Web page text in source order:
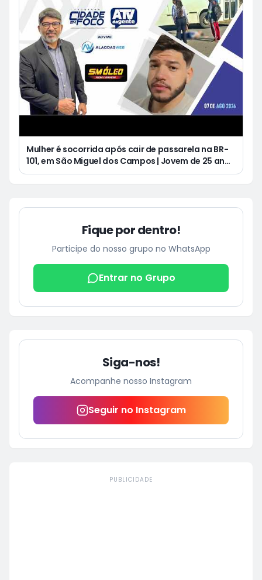
Mulher é socorrida após cair de passarela na BR-
101, em São Miguel dos Campos | Jovem de 25 anos
morre após acidente de moto no Distrito
Fique por dentro!
Participe do nosso grupo no WhatsApp
Entrar no Grupo
Siga-nos!
Acompanhe nosso Instagram
Seguir no Instagram
PUBLICIDADE